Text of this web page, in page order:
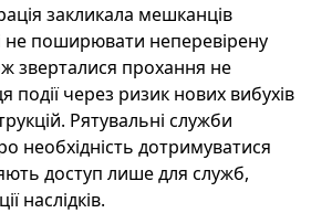
закликала мешканців
не поширювати неперевірену
зверталися прохання не
події через ризик нових вибухів
Рятувальні служби
необхідність дотримуватися
доступ лише для служб,
наслідків.